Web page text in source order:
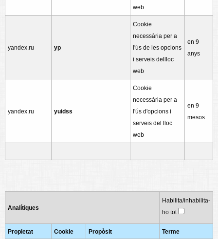
web
yandex.ru yp
Cookie
necessària per a
l'ús de les opcions
i serveis dellloc
web
en 9
anys
yandex.ru yuidss
Cookie
necessària per a
l'ús d'opcions i
serveis del lloc
web
en 9
mesos
Analítiques
Habilita/inhabilita-
ho tot
Propietat Cookie Propòsit Terme